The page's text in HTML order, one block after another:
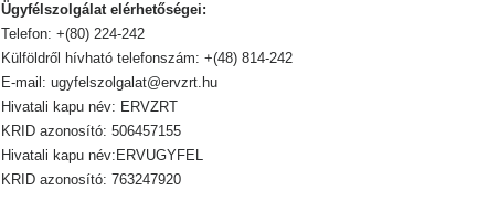
Ügyfélszolgálat elérhetőségei:
Telefon: +(80) 224-242
Külföldről hívható telefonszám: +(48) 814-242
E-mail: ugyfelszolgalat@ervzrt.hu
Hivatali kapu név: ERVZRT
KRID azonosító: 506457155
Hivatali kapu név:ERVUGYFEL
KRID azonosító: 763247920